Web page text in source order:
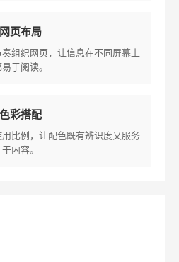
网页布局
组织网页，让信息在不同屏幕上
于阅读。
色彩搭配
比例，让配色既有辨识度又服务
于内容。